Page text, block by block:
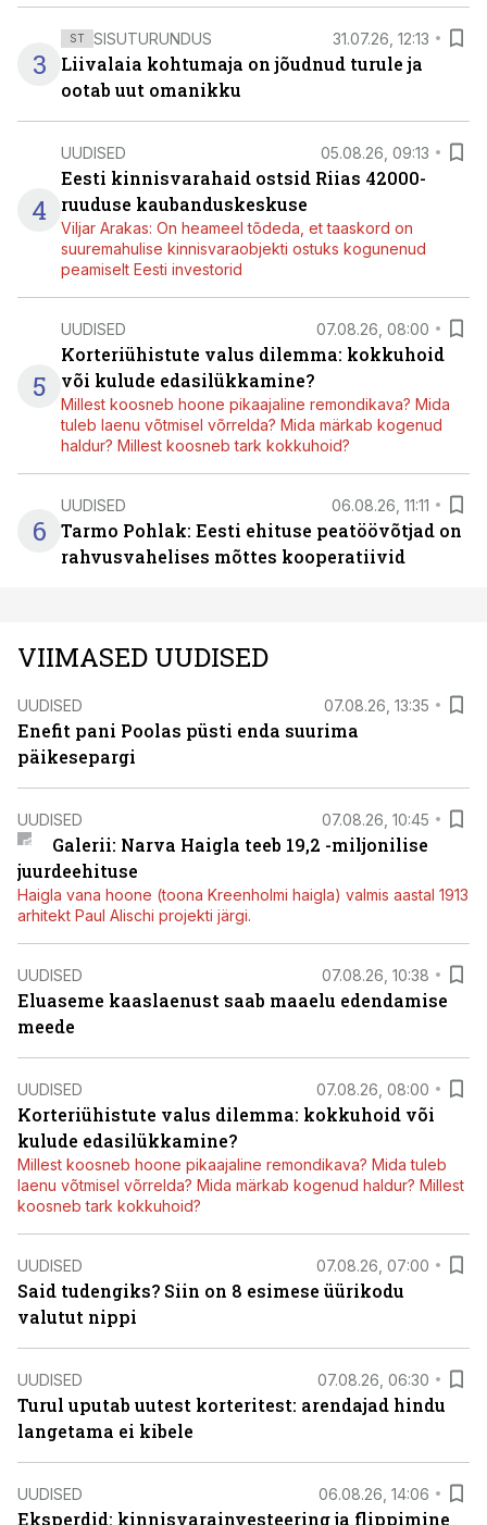
3
ST SISUTURUNDUS 31.07.26, 12:13
Liivalaia kohtumaja on jõudnud turule ja
ootab uut omanikku
4
UUDISED 05.08.26, 09:13
Eesti kinnisvarahaid ostsid Riias 42000-
ruuduse kaubanduskeskuse
Viljar Arakas: On heameel tõdeda, et taaskord on
suuremahulise kinnisvaraobjekti ostuks kogunenud
peamiselt Eesti investorid
5
UUDISED 07.08.26, 08:00
Korteriühistute valus dilemma: kokkuhoid
või kulude edasilükkamine?
Millest koosneb hoone pikaajaline remondikava? Mida
tuleb laenu võtmisel võrrelda? Mida märkab kogenud
haldur? Millest koosneb tark kokkuhoid?
6
UUDISED 06.08.26, 11:11
Tarmo Pohlak: Eesti ehituse peatöövõtjad on
rahvusvahelises mõttes kooperatiivid
VIIMASED UUDISED
UUDISED 07.08.26, 13:35
Enefit pani Poolas püsti enda suurima
päikesepargi
UUDISED 07.08.26, 10:45
Galerii: Narva Haigla teeb 19,2 -miljonilise
juurdeehituse
Haigla vana hoone (toona Kreenholmi haigla) valmis aastal 1913
arhitekt Paul Alischi projekti järgi.
UUDISED 07.08.26, 10:38
Eluaseme kaaslaenust saab maaelu edendamise
meede
UUDISED 07.08.26, 08:00
Korteriühistute valus dilemma: kokkuhoid või
kulude edasilükkamine?
Millest koosneb hoone pikaajaline remondikava? Mida tuleb
laenu võtmisel võrrelda? Mida märkab kogenud haldur? Millest
koosneb tark kokkuhoid?
UUDISED 07.08.26, 07:00
Said tudengiks? Siin on 8 esimese üürikodu
valutut nippi
UUDISED 07.08.26, 06:30
Turul uputab uutest korteritest: arendajad hindu
langetama ei kibele
UUDISED 06.08.26, 14:06
Eksperdid: kinnisvarainvesteering ja flippimine